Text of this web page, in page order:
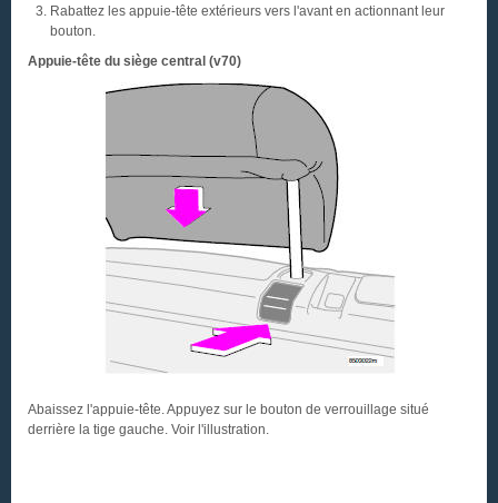
Rabattez les appuie-tête extérieurs vers l'avant en actionnant leur
bouton.
Appuie-tête du siège central (v70)
Abaissez l'appuie-tête. Appuyez sur le bouton de verrouillage situé
derrière la tige gauche. Voir l'illustration.